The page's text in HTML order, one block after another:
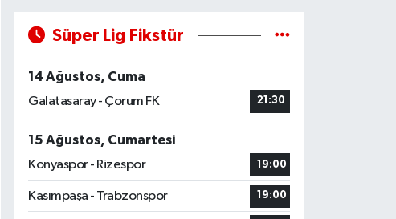
Süper Lig Fikstür
14 Ağustos, Cuma
Galatasaray - Çorum FK
21:30
15 Ağustos, Cumartesi
Konyaspor - Rizespor
19:00
Kasımpaşa - Trabzonspor 19:00